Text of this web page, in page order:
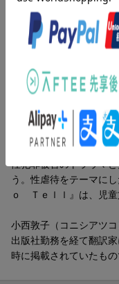
私たちの世代で、変え
被害者からのプレゼン
著者情報（「
リーマン，キャロライ
マサチューセッツ美術
学位を取得後、シモン
童向け、大人向けの文
ア州のフンボルト州立
性犯罪被害のトラウマ
う。性虐待をテーマに
ｏ Ｔｅｌｌ』は、児童
小西敦子（コニシアツコ
出版社勤務を経て翻訳
時に掲載されていたもの